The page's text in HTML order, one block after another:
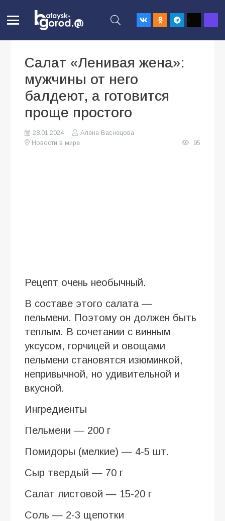
Салат «Ленивая жена»:
мужчины от него
балдеют, а готовится
проще простого
28.01.2024
Алена Васнецова
Новости в мире
95
Рецепт очень необычный.
В составе этого салата —
пельмени. Поэтому он должен быть
теплым. В сочетании с винным
уксусом, горчицей и овощами
пельмени становятся изюминкой,
непривычной, но удивительной и
вкусной.
Ингредиенты
Пельмени — 200 г
Помидоры (мелкие) — 4-5 шт.
Сыр твердый — 70 г
Салат листовой — 15-20 г
Соль — 2-3 щепотки